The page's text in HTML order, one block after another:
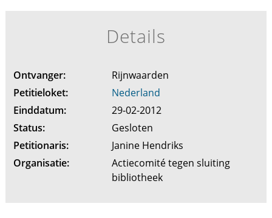
Details
Ontvanger:
Rijnwaarden
Petitieloket:
Nederland
Einddatum:
29-02-2012
Status:
Gesloten
Petitionaris:
Janine Hendriks
Organisatie:
Actiecomité tegen sluiting
bibliotheek